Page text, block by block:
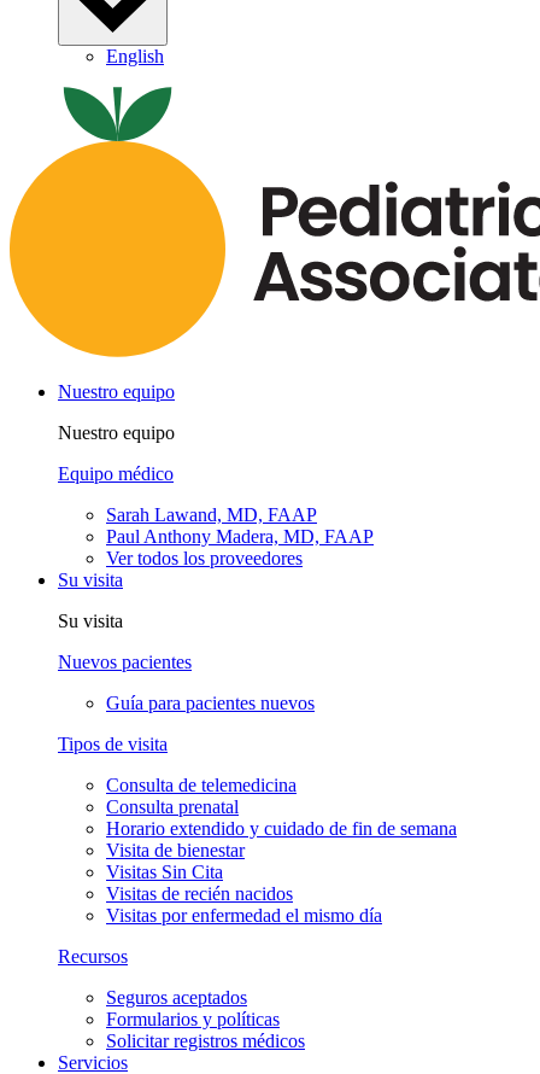
English
Nuestro equipo
Nuestro equipo
Equipo médico
Sarah Lawand, MD, FAAP
Paul Anthony Madera, MD, FAAP
Ver todos los proveedores
Su visita
Su visita
Nuevos pacientes
Guía para pacientes nuevos
Tipos de visita
Consulta de telemedicina
Consulta prenatal
Horario extendido y cuidado de fin de semana
Visita de bienestar
Visitas Sin Cita
Visitas de recién nacidos
Visitas por enfermedad el mismo día
Recursos
Seguros aceptados
Formularios y políticas
Solicitar registros médicos
Servicios